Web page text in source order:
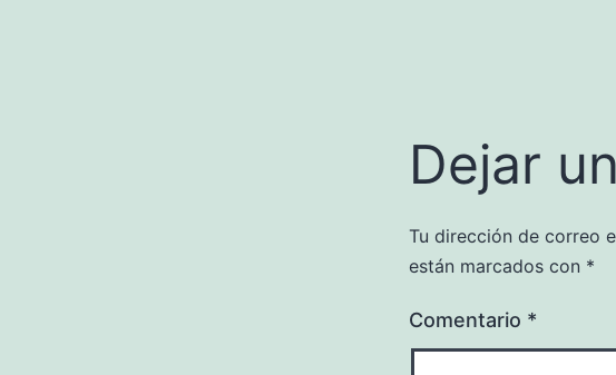
Dejar
Tu dirección de correo
están marcados con *
Comentario *